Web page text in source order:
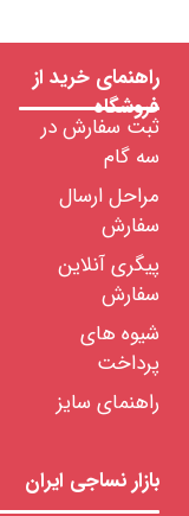
راهنمای خرید از
فروشگاه
ثبت سفارش در
سه گام
مراحل ارسال
سفارش
پیگری آنلاین
سفارش
شیوه های
پرداخت
راهنمای سایز
بازار نساجی ایران